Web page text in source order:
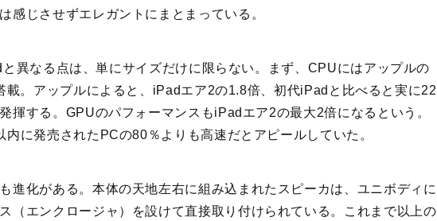
感じさせずエレガントにまとまっている。
異なる点は、単にサイズだけに限らない。まず、CPUにはアップルの
載。アップルによると、iPadエア2の1.8倍、初代iPadと比べると実に22
揮する。GPUのパフォーマンスもiPadエア2の最大2倍になるという。
内に発売されたPCの80％よりも高速だとアピールしていた。
進化がある。本体の天地左右に組み込まれたスピーカは、ユニボディに
（エンクロージャ）を設けて直接取り付けられている。これまで以上の